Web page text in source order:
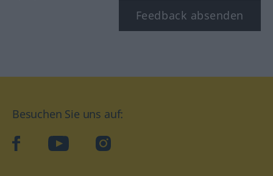
Feedback absenden
Besuchen Sie uns auf:
facebookYouTube Instagram